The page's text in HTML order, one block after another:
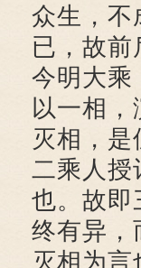
众生，不
已，故
今明大乘
以一相
灭相，
二乘人授
也。故即
终有异，
灭相为